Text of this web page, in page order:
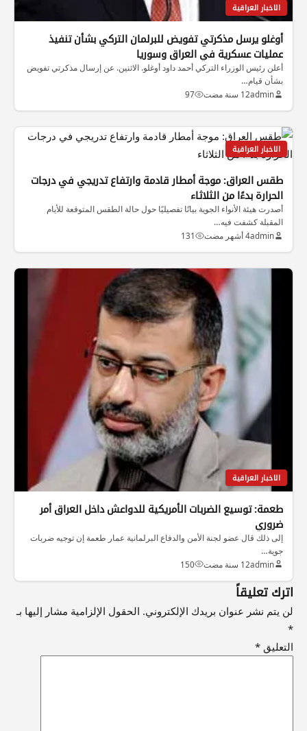
الاخبار العراقية
أوغلو يرسل مذكرتي تفويض للبرلمان التركي بشأن تنفيذ
عمليات عسكرية في العراق وسوريا
أعلن رئيس الوزراء التركي أحمد داود أوغلو. الاثنين. عن إرسال مذكرتي تفويض
بشأن قيام…
admin12 سنة مضت 97
الاخبار العراقية
طقس العراق: موجة أمطار قادمة وارتفاع تدريجي في درجات
الحرارة بدءًا من الثلاثاء
أصدرت هيئة الأنواء الجوية بيانًا تفصيليًا حول حالة الطقس المتوقعة للأيام
المقبلة كشفت فيه…
admin4 أشهر مضت 131
الاخبار العراقية
طعمة: توسيع الضربات الأمريكية للدواعش داخل العراق أمر
ضروري
إلى ذلك قال عضو لجنة الأمن والدفاع البرلمانية عمار طعمة إن توجيه ضربات
جوية…
admin12 سنة مضت 150
اترك تعليقاً
لن يتم نشر عنوان بريدك الإلكتروني. الحقول الإلزامية مشار إليها بـ
*
التعليق *